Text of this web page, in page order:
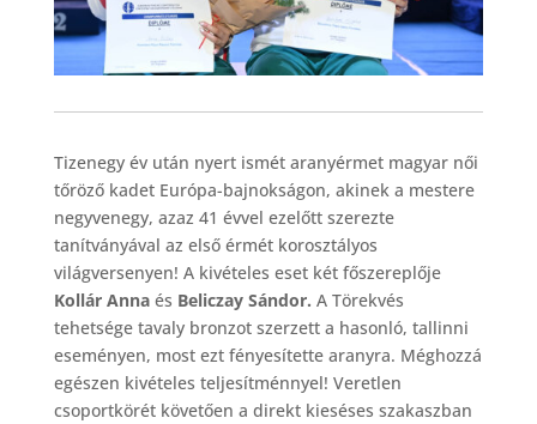
Tizenegy év után nyert ismét aranyérmet magyar női
tőröző kadet Európa-bajnokságon, akinek a mestere
negyvenegy, azaz 41 évvel ezelőtt szerezte
tanítványával az első érmét korosztályos
világversenyen! A kivételes eset két főszereplője
Kollár Annaés Beliczay Sándor. A Törekvés
tehetsége tavaly bronzot szerzett a hasonló, tallinni
eseményen, most ezt fényesítette aranyra. Méghozzá
egészen kivételes teljesítménnyel! Veretlen
csoportkörét követően a direkt kieséses szakaszban